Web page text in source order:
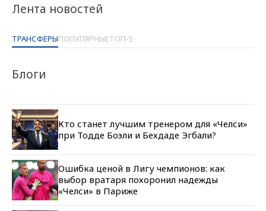
Лента новостей
ТРАНСФЕРЫПОПУЛЯРНЫЕТОП-5
Блоги
Кто станет лучшим тренером для «Челси»
при Тодде Боэли и Бехдаде Эгбали?
Ошибка ценой в Лигу чемпионов: как
выбор вратаря похоронил надежды
«Челси» в Париже